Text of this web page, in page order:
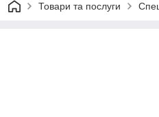
Товари та послуги